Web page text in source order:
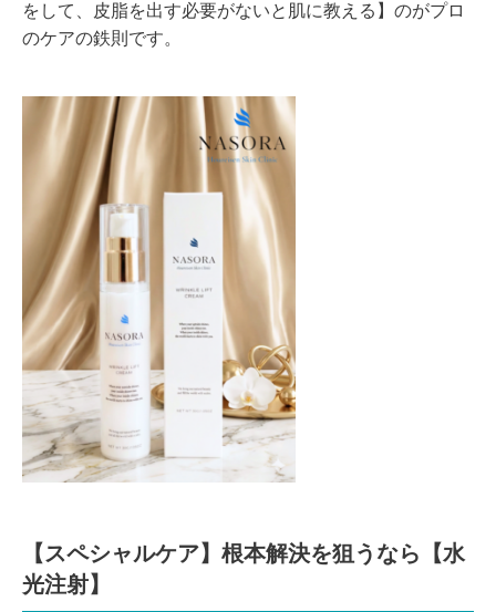
をして、皮脂を出す必要がないと肌に教える】のがプロ
のケアの鉄則です。
【スペシャルケア】根本解決を狙うなら【水
光注射】